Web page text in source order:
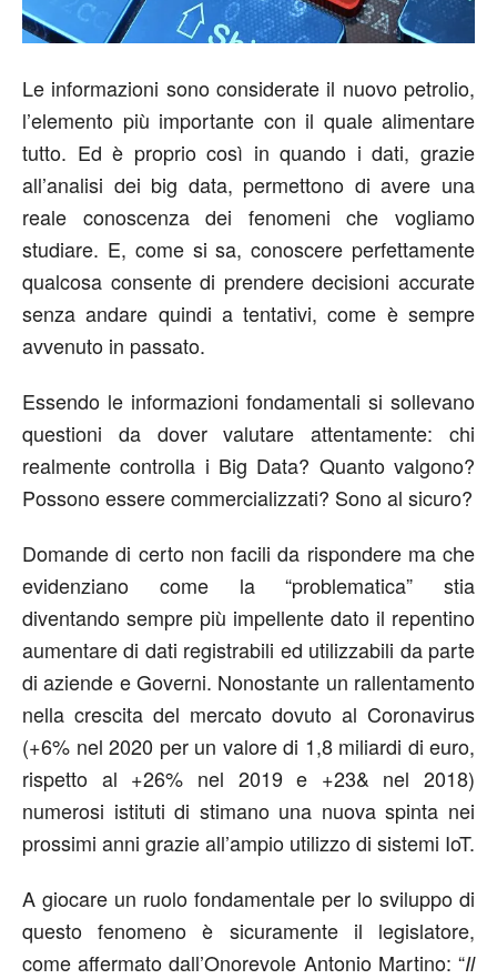
Le informazioni sono considerate il nuovo petrolio,
l’elemento più importante con il quale alimentare
tutto. Ed è proprio così in quando i dati, grazie
all’analisi dei big data, permettono di avere una
reale conoscenza dei fenomeni che vogliamo
studiare. E, come si sa, conoscere perfettamente
qualcosa consente di prendere decisioni accurate
senza andare quindi a tentativi, come è sempre
avvenuto in passato.
Essendo le informazioni fondamentali si sollevano
questioni da dover valutare attentamente: chi
realmente controlla i Big Data? Quanto valgono?
Possono essere commercializzati? Sono al sicuro?
Domande di certo non facili da rispondere ma che
evidenziano come la “problematica” stia
diventando sempre più impellente dato il repentino
aumentare di dati registrabili ed utilizzabili da parte
di aziende e Governi. Nonostante un rallentamento
nella crescita del mercato dovuto al Coronavirus
(+6% nel 2020 per un valore di 1,8 miliardi di euro,
rispetto al +26% nel 2019 e +23& nel 2018)
numerosi istituti di stimano una nuova spinta nei
prossimi anni grazie all’ampio utilizzo di sistemi IoT.
A giocare un ruolo fondamentale per lo sviluppo di
questo fenomeno è sicuramente il legislatore,
come affermato dall’Onorevole Antonio Martino: “Il